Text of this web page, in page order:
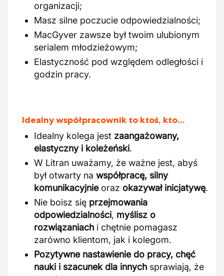
organizacji;
Masz silne poczucie odpowiedzialności;
MacGyver zawsze był twoim ulubionym
serialem młodzieżowym;
Elastyczność pod względem odległości i
godzin pracy.
Idealny współpracownik to ktoś, kto…
Idealny kolega jest zaangażowany,
elastyczny i koleżeński.
W Litran uważamy, że ważne jest, abyś
był otwarty na współpracę, silny
komunikacyjnieoraz okazywał inicjatywę.
Nie boisz się przejmowania
odpowiedzialności, myślisz o
rozwiązaniach i chętnie pomagasz
zarówno klientom, jak i kolegom.
Pozytywne nastawienie do pracy, chęć
nauki i szacunek dla innych sprawiają, że